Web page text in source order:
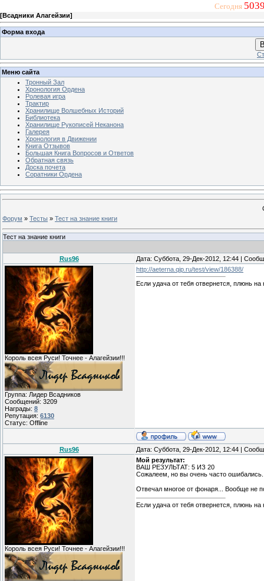
Сегодня
[Всадники Алагейзии]
Форма входа
Меню сайта
Тронный Зал
Хронология Ордена
Ролевая игра
Трактир
Хранилище Волшебных Историй
Библиотека
Хранилище Рукописей Неканона
Галерея
Хронология в Движении
Книга Отзывов
Большая Книга Вопросов и Ответов
Обратная связь
Доска почета
Соратники Ордена
Форум » Тесты » Тест на знание книги
Тест на знание книги
Rus96 Дата: Суббота, 29-Дек-2012, 12:44 |
Король всея Руси! Точнее - Алагейзии!!!
Группа: Лидер Всадников
Сообщений: 3209
Награды: 8
Репутация: 6130
Статус: Offline
http://aeterna.qip.ru/test/view/186388/
Если удача от тебя отвернется, плюнь
Rus96 Дата: Суббота, 29-Дек-2012, 12:44 |
Король всея Руси! Точнее - Алагейзии!!!
Мой результат:
ВАШ РЕЗУЛЬТАТ: 5 ИЗ 20
Сожалеем, но вы очень часто ошибались.
Отвечал многое от фонаря... Вообще не
Если удача от тебя отвернется, плюнь